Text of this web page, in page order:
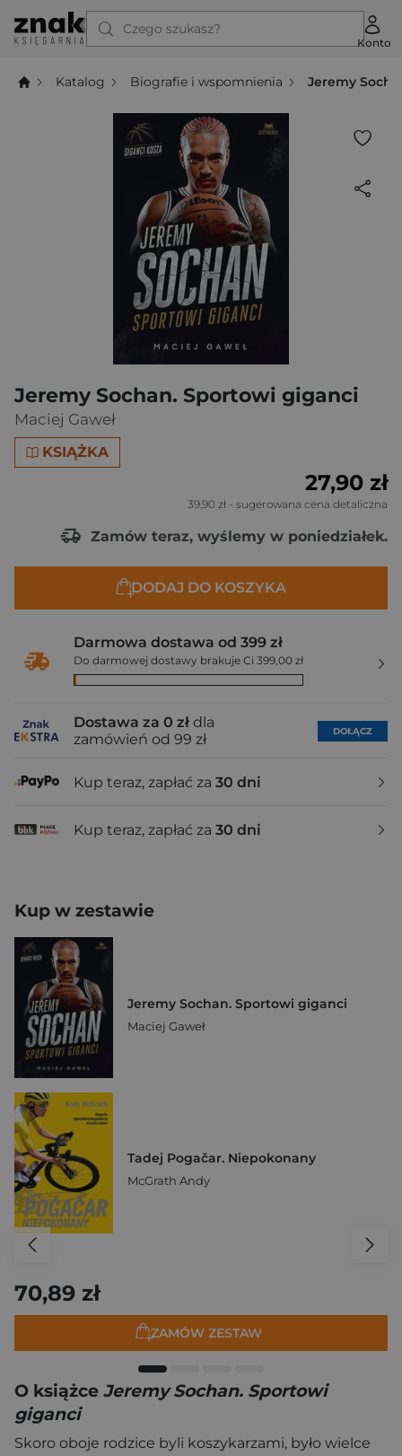
Czego szukasz?
Konto
Katalog Biografie i wspomnienia Jeremy
Jeremy Sochan. Sportowi giganci
Maciej Gaweł
KSIĄŻKA
27,90 zł
39,90 zł - sugerowana cena detaliczna
Zamów teraz, wyślemy w poniedziałek.
DODAJ DO KOSZYKA
Darmowa dostawa od 399 zł
Do darmowej dostawy brakuje Ci 399,00 zł
Dostawa za 0 zł dla
zamówień od 99 zł
DOŁĄCZ
Kup teraz, zapłać za 30 dni
Kup teraz, zapłać za 30 dni
Kup w zestawie
Jeremy Sochan. Sportowi giganci
Maciej Gaweł
Tadej Pogačar. Niepokonany
McGrath Andy
70,89 zł
ZAMÓW ZESTAW
O książce Jeremy Sochan. Sportowi
giganci
Skoro oboje rodzice byli koszykarzami, było wielce